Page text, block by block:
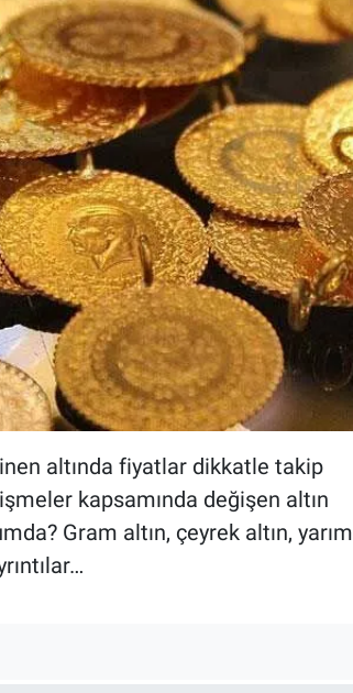
altında fiyatlar dikkatle takip
kapsamında değişen altın
Gram altın, çeyrek altın, yarım